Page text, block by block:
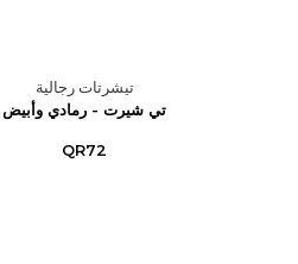
تيشرتات رجالية
تي شيرت - رمادي وأبيض
QR72